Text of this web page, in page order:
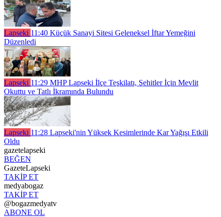
Lapseki 11:40 Küçük Sanayi Sitesi Geleneksel İftar Yemeğini
Düzenledi
Lapseki 11:29 MHP Lapseki İlçe Teşkilatı, Şehitler İçin Mevlit
Okuttu ve Tatlı İkramında Bulundu
Lapseki 11:28 Lapseki'nin Yüksek Kesimlerinde Kar Yağışı Etkili
Oldu
gazetelapseki
BEĞEN
GazeteLapseki
TAKİP ET
medyabogaz
TAKİP ET
@bogazmedyatv
ABONE OL